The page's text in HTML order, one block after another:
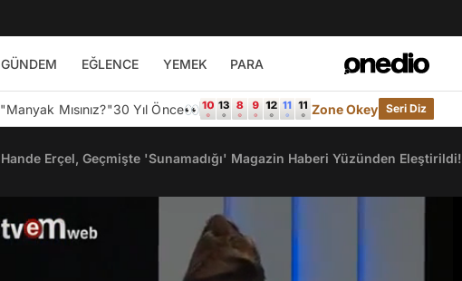
GÜNDEM EĞLENCE YEMEK PARA
"Manyak Mısınız?"30 Yıl Önce👀 Zone Okey Seri Diz
Hande Erçel, Geçmişte 'Sunamadığı' Magazin Haberi Yüzünden Eleştirildi!